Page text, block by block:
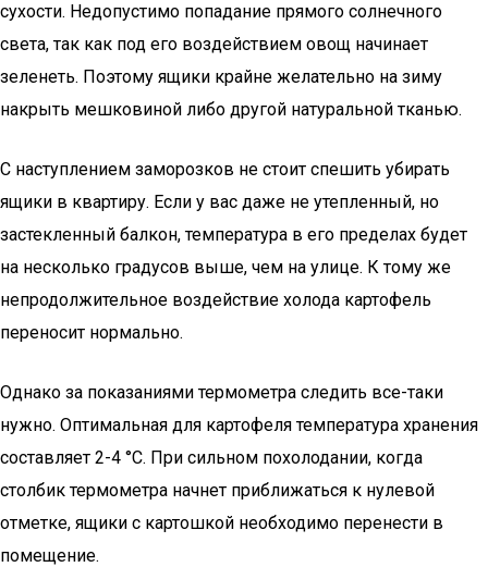
сухости. Недопустимо попадание прямого солнечного
света, так как под его воздействием овощ начинает
зеленеть. Поэтому ящики крайне желательно на зиму
накрыть мешковиной либо другой натуральной тканью.
С наступлением заморозков не стоит спешить убирать
ящики в квартиру. Если у вас даже не утепленный, но
застекленный балкон, температура в его пределах будет
на несколько градусов выше, чем на улице. К тому же
непродолжительное воздействие холода картофель
переносит нормально.
Однако за показаниями термометра следить все-таки
нужно. Оптимальная для картофеля температура хранения
составляет 2-4 °C. При сильном похолодании, когда
столбик термометра начнет приближаться к нулевой
отметке, ящики с картошкой необходимо перенести в
помещение.